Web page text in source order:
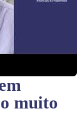
muito